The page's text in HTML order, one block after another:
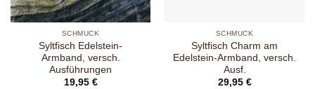
SCHMUCK
Syltfisch Edelstein-
Armband, versch.
Ausführungen
19,95 €
SCHMUCK
Syltfisch Charm am
Edelstein-Armband, versch.
Ausf.
29,95 €